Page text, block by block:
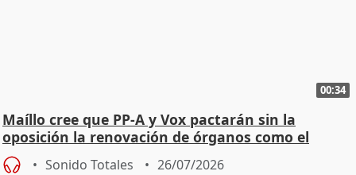
00:34
Maíllo cree que PP-A y Vox pactarán sin la
oposición la renovación de órganos como el
Defensor
Sonido Totales 26/07/2026